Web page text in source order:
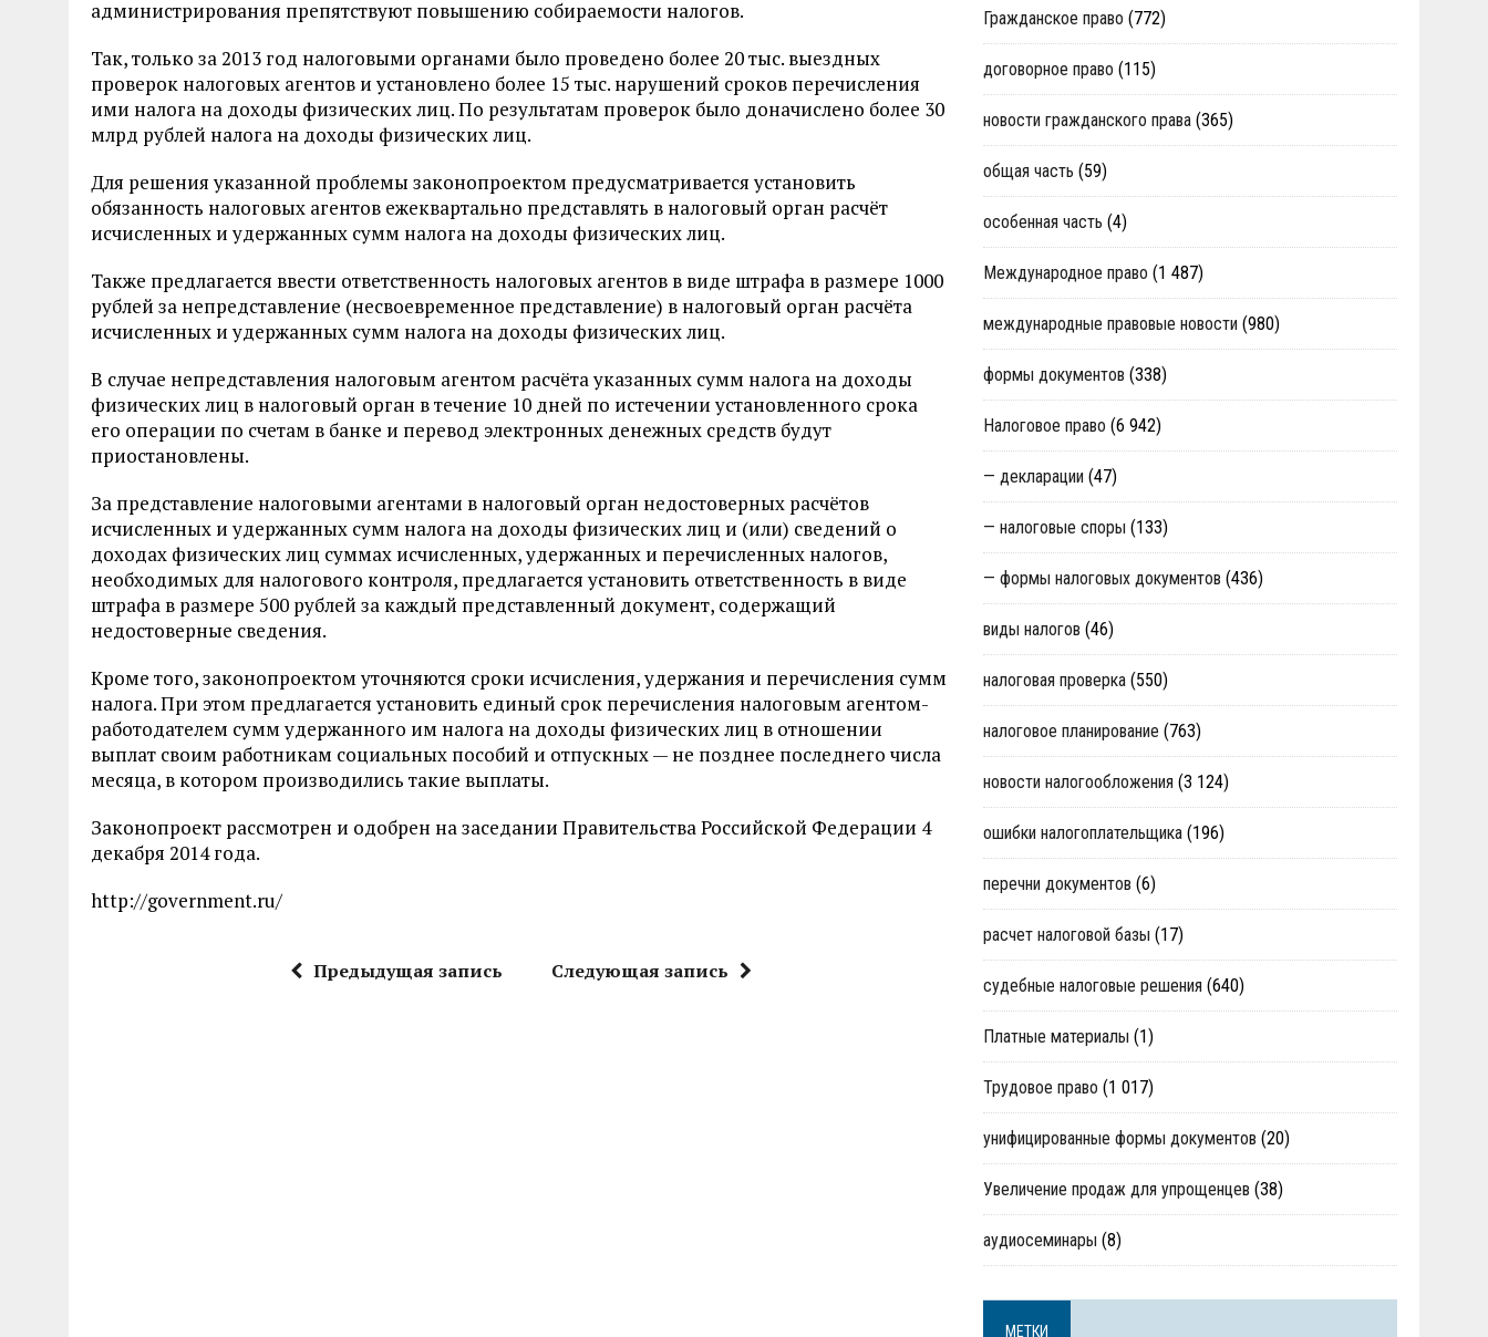
администрирования препятствуют повышению собираемости налогов.
Так, только за 2013 год налоговыми органами было проведено более 20 тыс. выездных
проверок налоговых агентов и установлено более 15 тыс. нарушений сроков перечисления
ими налога на доходы физических лиц. По результатам проверок было доначислено более 30
млрд рублей налога на доходы физических лиц.
Для решения указанной проблемы законопроектом предусматривается установить
обязанность налоговых агентов ежеквартально представлять в налоговый орган расчёт
исчисленных и удержанных сумм налога на доходы физических лиц.
Также предлагается ввести ответственность налоговых агентов в виде штрафа в размере 1000
рублей за непредставление (несвоевременное представление) в налоговый орган расчёта
исчисленных и удержанных сумм налога на доходы физических лиц.
В случае непредставления налоговым агентом расчёта указанных сумм налога на доходы
физических лиц в налоговый орган в течение 10 дней по истечении установленного срока
его операции по счетам в банке и перевод электронных денежных средств будут
приостановлены.
За представление налоговыми агентами в налоговый орган недостоверных расчётов
исчисленных и удержанных сумм налога на доходы физических лиц и (или) сведений о
доходах физических лиц суммах исчисленных, удержанных и перечисленных налогов,
необходимых для налогового контроля, предлагается установить ответственность в виде
штрафа в размере 500 рублей за каждый представленный документ, содержащий
недостоверные сведения.
Кроме того, законопроектом уточняются сроки исчисления, удержания и перечисления сумм
налога. При этом предлагается установить единый срок перечисления налоговым агентом-
работодателем сумм удержанного им налога на доходы физических лиц в отношении
выплат своим работникам социальных пособий и отпускных — не позднее последнего числа
месяца, в котором производились такие выплаты.
Законопроект рассмотрен и одобрен на заседании Правительства Российской Федерации 4
декабря 2014 года.
http://government.ru/
Предыдущая запись Следующая запись
Гражданское право (772)
договорное право (115)
новости гражданского права (365)
общая часть (59)
особенная часть (4)
Международное право (1 487)
международные правовые новости (980)
формы документов (338)
Налоговое право (6 942)
— декларации (47)
— налоговые споры (133)
— формы налоговых документов (436)
виды налогов (46)
налоговая проверка (550)
налоговое планирование (763)
новости налогообложения (3 124)
ошибки налогоплательщика (196)
перечни документов (6)
расчет налоговой базы (17)
судебные налоговые решения (640)
Платные материалы (1)
Трудовое право (1 017)
унифицированные формы документов (20)
Увеличение продаж для упрощенцев (38)
аудиосеминары (8)
МЕТКИ